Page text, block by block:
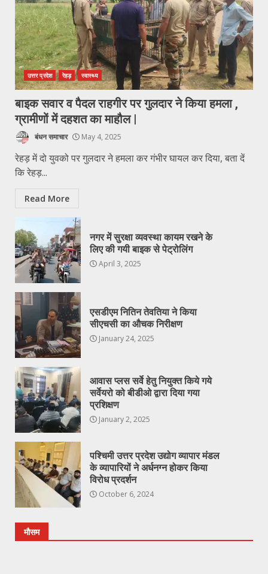
उत्तर प्रदेश रेहड़ स्वास्थ्य
बाइक सवार व पैदल राहगीर पर गुलदार ने किया हमला ,
ग्रामीणों में दहशत का माहौल |
बंधन समाचार May 4, 2025
रेहड़ में दो युवको पर गुलदार ने हमला कर गंभीर घायल कर दिया, बता दें
कि रेहड़...
Read More
नगर में सुरक्षा व्यवस्था कायम रखने के
लिए की गयी बाइक से पेट्रोलिंग
April 3, 2025
एसडीएम नितिन तेवतिया ने किया
सीएचसी का औचक निरीक्षण
January 24, 2025
आवास प्लस सर्वे हेतु नियुक्त किये गये
सर्वेयरो को बीडीओ द्वारा दिया गया
प्रशिक्षण
January 2, 2025
पश्चिमी उत्तर प्रदेश उद्योग व्यापार मंडल
के व्यापारियों ने अर्धनग्न होकर किया
विरोध प्रदर्शन
October 6, 2024
मौसम